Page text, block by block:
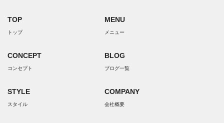
TOP
トップ
CONCEPT
コンセプト
STYLE
スタイル
MENU
メニュー
BLOG
ブログ一覧
COMPANY
会社概要